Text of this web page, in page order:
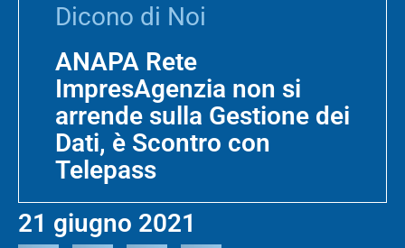
Dicono di Noi
ANAPA Rete
ImpresAgenzia non si
arrende sulla Gestione dei
Dati, è Scontro con
Telepass
21 giugno 2021